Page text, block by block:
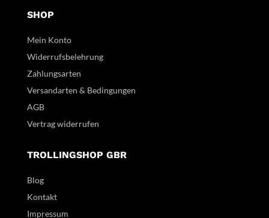
SHOP
Mein Konto
Widerrufsbelehrung
Zahlungsarten
Versandarten & Bedingungen
AGB
Vertrag widerrufen
TROLLINGSHOP GBR
Blog
Kontakt
Impressum